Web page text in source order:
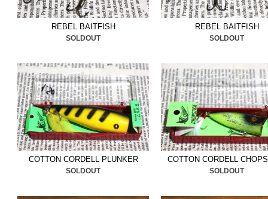
ました。ウッドはウッド
さい。
■2025/2/12マンズ＆ドー
小物用ボックス 追加しまし
ばかりです、ご検討くださ
■2025/2/72ndザラ＆オー
い状態です、是非ご検討く
REBEL BAITFISH
SOLDOUT
REBEL BAITFISH
SOLDOUT
COTTON CORDELL PLUNKER
SOLDOUT
COTTON CORDELL
SOLDOUT